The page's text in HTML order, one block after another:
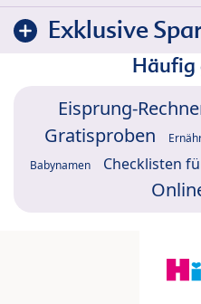
Exklusive
Eisprung-
Gratisproben
Babynamen Checklisten